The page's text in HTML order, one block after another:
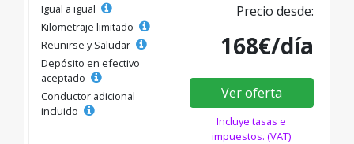
Igual a igual
Kilometraje limitado
Reunirse y Saludar
Depósito en efectivo
aceptado
Conductor adicional
incluido
Precio desde:
168€/día
Ver oferta
Incluye tasas e
impuestos. (VAT)